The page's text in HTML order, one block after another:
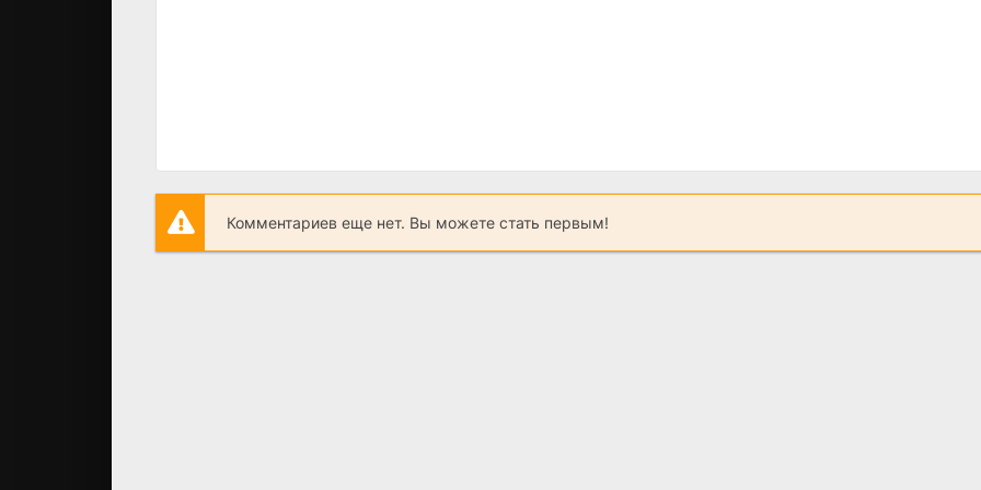
Комментариев еще нет. Вы можете стать первым!